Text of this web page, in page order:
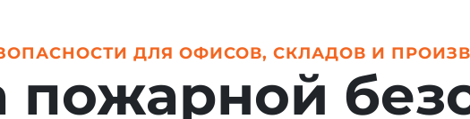
ДЛЯ ОФИСОВ, СКЛАДОВ И
пожарной